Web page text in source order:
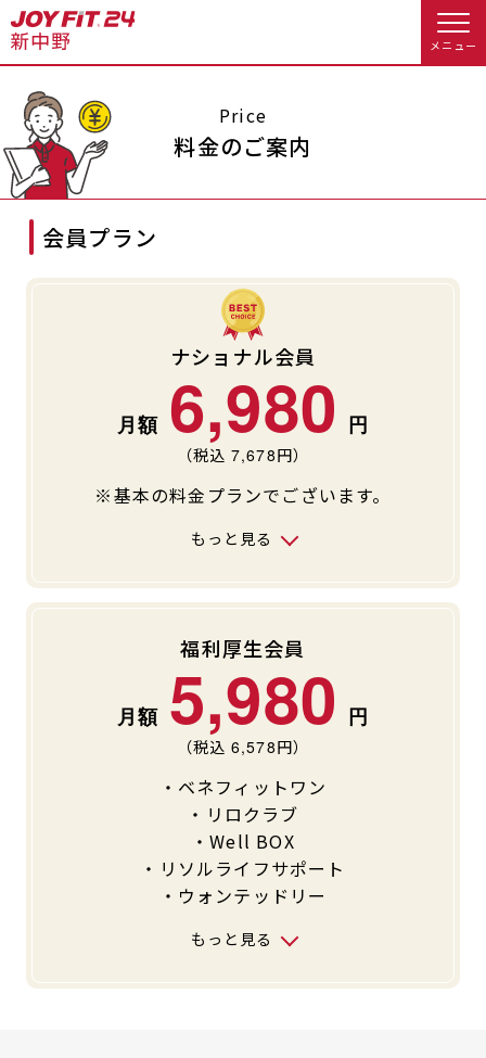
メニュー
店舗トップ
会員の方へトップ
会員様へのお知らせ 予約する
オプション料金
店舗情報・サービス
店舗へのお問い合わせ
入会のお手続きをする
料金・サービス等詳しく見る
入会を悩まれている方へトップ
店舗へのお問い合わせ
JOYFIT総合トップ JOYFIT
JOYFIT YOGA
Price
料金のご案内
会員プラン
ナショナル会員
6,980
（税込 7,678円）
※基本の料金プランでございます。
もっと見る
福利厚生会員
5,980
（税込 6,578円）
・ベネフィットワン
・リロクラブ
・Well BOX
・リソルライフサポート
・ウォンテッドリー
もっと見る